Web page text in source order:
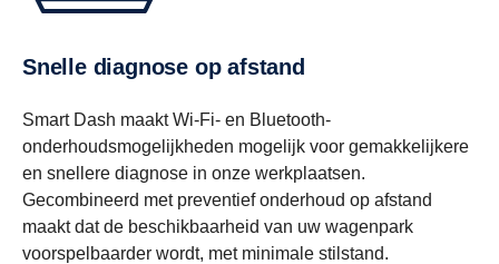
Snelle diagnose op afstand
Smart Dash maakt Wi-Fi- en Bluetooth-
onderhoudsmogelijkheden mogelijk voor gemakkelijkere
en snellere diagnose in onze werkplaatsen.
Gecombineerd met preventief onderhoud op afstand
maakt dat de beschikbaarheid van uw wagenpark
voorspelbaarder wordt, met minimale stilstand.